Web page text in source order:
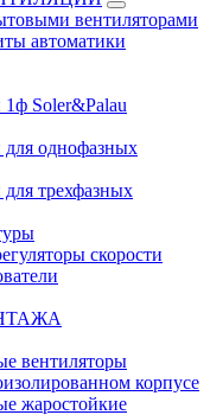
вентиляторами
автоматики
1ф Soler&Palau
для однофазных
для трехфазных
скорости
вентиляторы
корпусе
жаростойкие